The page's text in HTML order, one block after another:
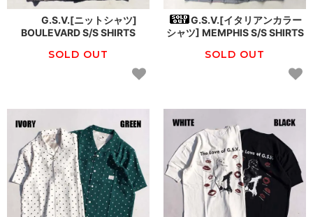
G.S.V.[ニットシャツ]
BOULEVARD S/S SHIRTS
SOLD OUT
G.S.V.[イタリアンカラー
シャツ] MEMPHIS S/S SHIRTS
SOLD OUT